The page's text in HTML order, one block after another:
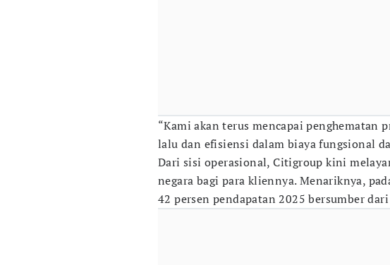
“Kami akan terus mencapai penghematan
lalu dan efisiensi dalam biaya fungsional
Dari sisi operasional, Citigroup kini
negara bagi para kliennya. Menariknya,
42 persen pendapatan 2025 bersumber